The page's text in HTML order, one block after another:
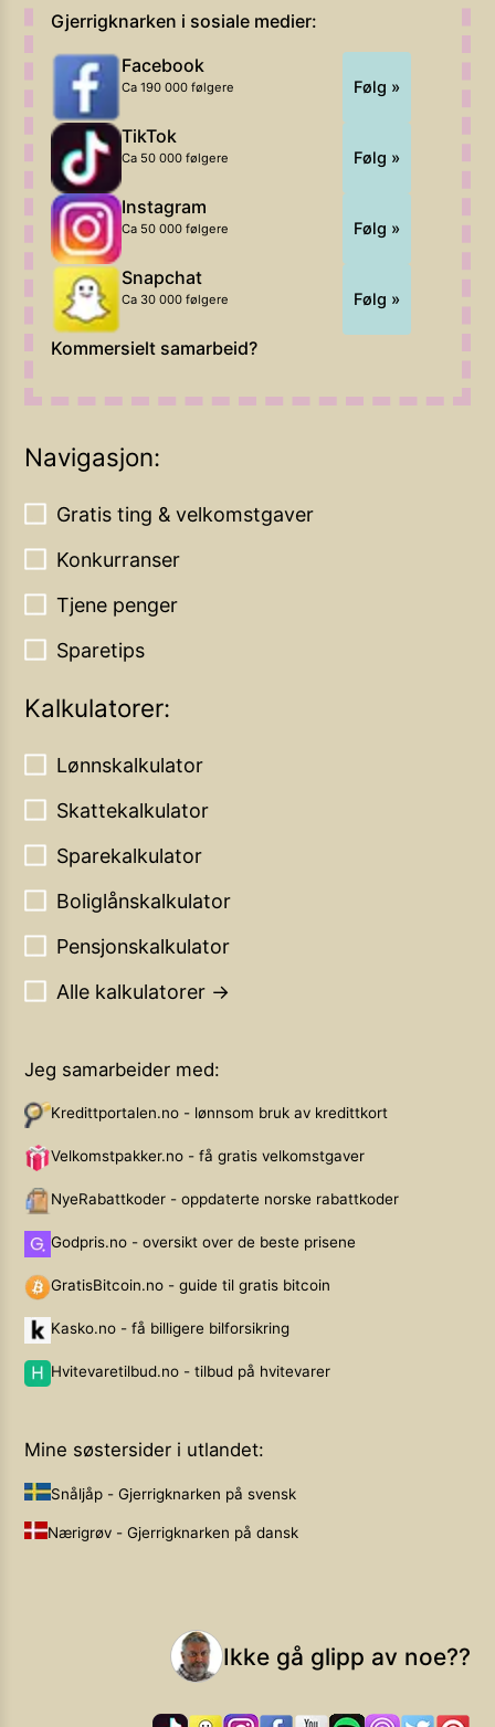
Gjerrigknarken i sosiale medier:
Facebook
Ca 190 000 følgere Følg »
TikTok
Ca 50 000 følgere Følg »
Instagram
Ca 50 000 følgere Følg »
Snapchat
Ca 30 000 følgere Følg »
Kommersielt samarbeid?
Navigasjon:
Gratis ting & velkomstgaver
Konkurranser
Tjene penger
Sparetips
Kalkulatorer:
Lønnskalkulator
Skattekalkulator
Sparekalkulator
Boliglånskalkulator
Pensjonskalkulator
Alle kalkulatorer →
Jeg samarbeider med:
Kredittportalen.no - lønnsom bruk av kredittkort
Velkomstpakker.no - få gratis velkomstgaver
NyeRabattkoder - oppdaterte norske rabattkoder
Godpris.no - oversikt over de beste prisene
GratisBitcoin.no - guide til gratis bitcoin
Kasko.no - få billigere bilforsikring
Hvitevaretilbud.no - tilbud på hvitevarer
Mine søstersider i utlandet:
Snåljåp - Gjerrigknarken på svensk
Nærigrøv - Gjerrigknarken på dansk
Ikke gå glipp av noe??